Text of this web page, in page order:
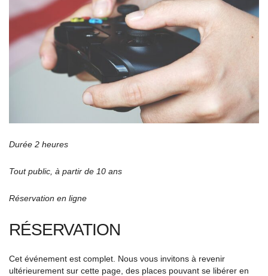
Durée 2 heures
Tout public, à partir de 10 ans
Réservation en ligne
RÉSERVATION
Cet événement est complet. Nous vous invitons à revenir
ultérieurement sur cette page, des places pouvant se libérer en